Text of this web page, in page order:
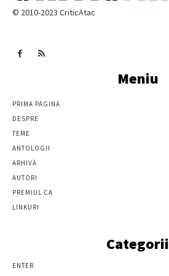
© 2010-2023 CriticAtac
Meniu
PRIMA PAGINĂ
DESPRE
TEME
ANTOLOGII
ARHIVĂ
AUTORI
PREMIUL CA
LINKURI
Categorii
ENTER